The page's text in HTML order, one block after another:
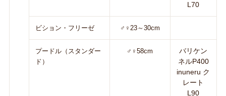
L70
ビション・フリーゼ ♂♀23～30cm
プードル（スタンダー
ド）
♂♀58cm
バリケン
ネルP400
inuneru ク
レート
L90